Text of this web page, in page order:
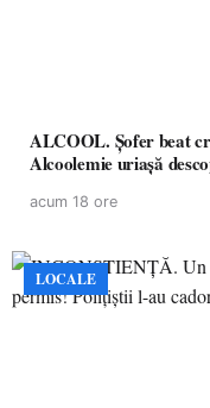
ALCOOL. Șofer beat
Alcoolemie uriașă
acum 18 ore
LOCALE